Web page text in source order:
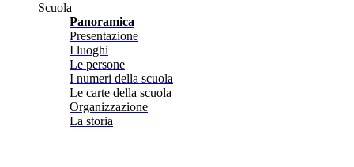
Scuola
Panoramica
Presentazione
I luoghi
Le persone
I numeri della scuola
Le carte della scuola
Organizzazione
La storia